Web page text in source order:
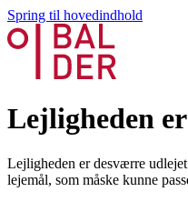
Spring til hovedindhold
Lejligheden
Lejligheden er desværre
lejemål, som måske kunne